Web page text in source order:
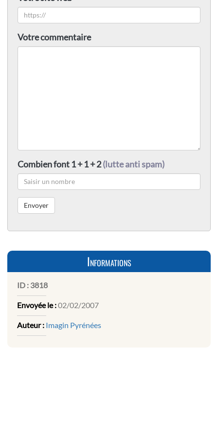
Votre commentaire
Combien font 1 + 1 + 2(lutte anti spam)
Informations
ID : 3818
Envoyée le :02/02/2007
Auteur : Imagin Pyrénées